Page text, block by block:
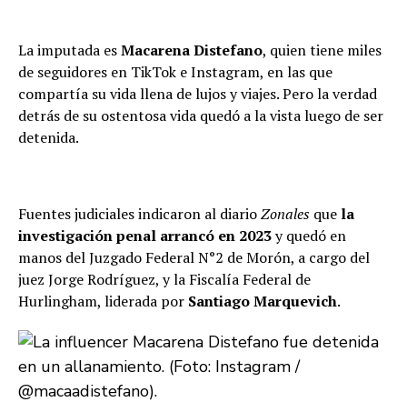
La imputada esMacarena Distefano, quien tiene miles
de seguidores en TikTok e Instagram, en las que
compartía su vida llena de lujos y viajes. Pero la verdad
detrás de su ostentosa vida quedó a la vista luego de ser
detenida.
Fuentes judiciales indicaron al diarioZonales que la
investigación penal arrancó en 2023y quedó en
manos del Juzgado Federal N°2 de Morón, a cargo del
juez Jorge Rodríguez, y la Fiscalía Federal de
Hurlingham, liderada por Santiago Marquevich.